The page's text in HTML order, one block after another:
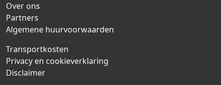
Over ons
Partners
Algemene huurvoorwaarden
Transportkosten
Privacy en cookieverklaring
Disclaimer